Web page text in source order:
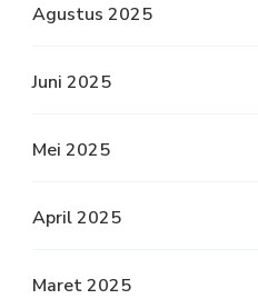
Agustus 2025
Juni 2025
Mei 2025
April 2025
Maret 2025